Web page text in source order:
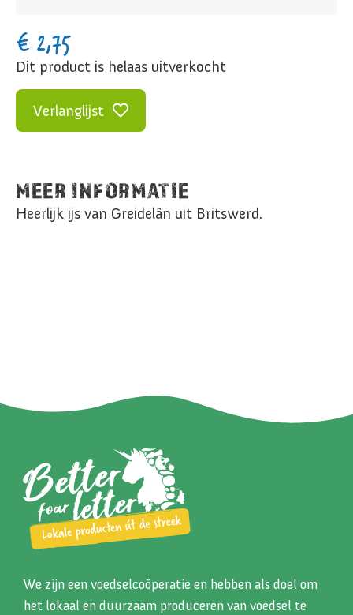
€ 2,75
Dit product is helaas uitverkocht
Verlanglijst
MEER INFORMATIE
Heerlijk ijs van Greidelân uit Britswerd.
We zijn een voedselcoöperatie en hebben als doel om
het lokaal en duurzaam produceren van voedsel te